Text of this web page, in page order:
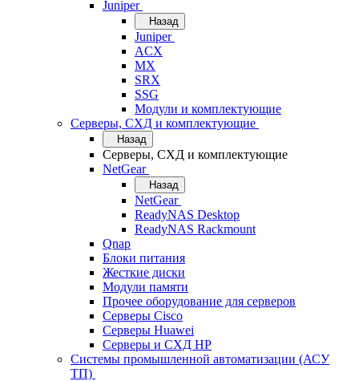
Juniper
Назад
Juniper
ACX
MX
SRX
SSG
Модули и комплектующие
Серверы, СХД и комплектующие
Назад
Серверы, СХД и комплектующие
NetGear
Назад
NetGear
ReadyNAS Desktop
ReadyNAS Rackmount
Qnap
Блоки питания
Жесткие диски
Модули памяти
Прочее оборудование для серверов
Серверы Cisco
Серверы Huawei
Серверы и СХД HP
Системы промышленной автоматизации (АСУ
ТП)